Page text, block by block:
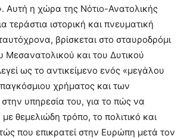
Αυτή η χώρα της Νότιο-Ανατολικής
τεράστια ιστορική και πνευματική
βρίσκεται στο σταυροδρόμι
Μεσανατολικού και του Δυτικού
ως το αντικείμενο ενός «μεγάλου
χρήματος και των
υπηρεσία του, για το πώς να
θεμελιώδη τρόπο, το πολιτικό και
που επικρατεί στην Ευρώπη μετά τον